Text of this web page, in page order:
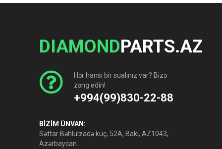
DIAMONDPARTS.AZ
Hər hansı bir sualınız var? Bizə
zəng edin!
+994(99)830-22-88
BİZİM ÜNVAN:
Səttar Bəhlulzadə küç, 52A, Bakı, AZ1043,
Azərbaycan.